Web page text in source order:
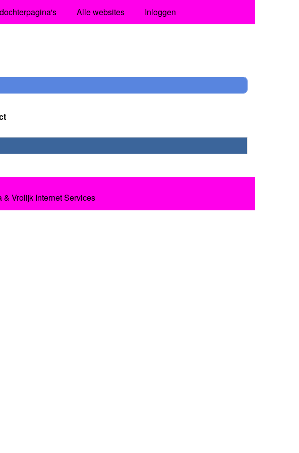
Alle websites Inloggen
& Vrolijk Internet Services